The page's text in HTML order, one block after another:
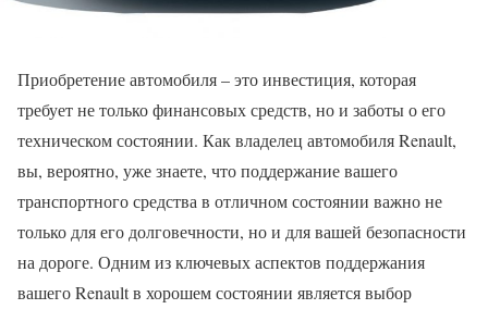
Приобретение автомобиля – это инвестиция, которая
требует не только финансовых средств, но и заботы о его
техническом состоянии. Как владелец автомобиля Renault,
вы, вероятно, уже знаете, что поддержание вашего
транспортного средства в отличном состоянии важно не
только для его долговечности, но и для вашей безопасности
на дороге. Одним из ключевых аспектов поддержания
вашего Renault в хорошем состоянии является выбор